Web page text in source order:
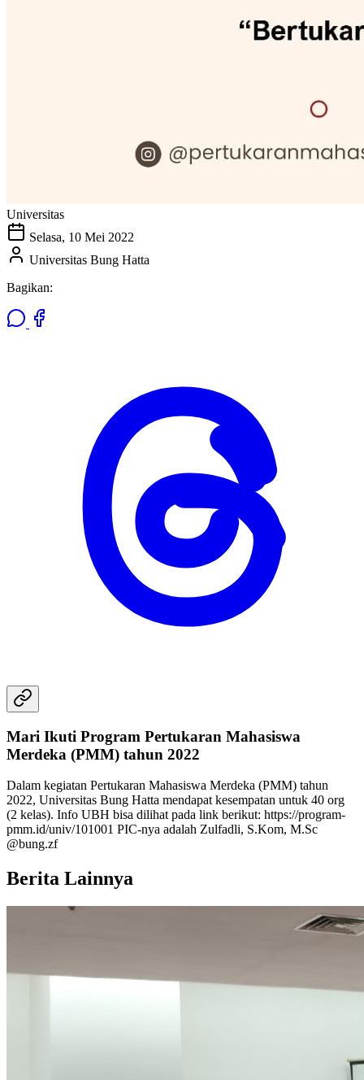
Universitas
Selasa, 10 Mei 2022
Universitas Bung Hatta
Bagikan:
Mari Ikuti Program Pertukaran Mahasiswa
Merdeka (PMM) tahun 2022
Dalam kegiatan Pertukaran Mahasiswa Merdeka (PMM) tahun
2022, Universitas Bung Hatta mendapat kesempatan untuk 40 org
(2 kelas). Info UBH bisa dilihat pada link berikut: https://program-
pmm.id/univ/101001 PIC-nya adalah Zulfadli, S.Kom, M.Sc
@bung.zf
Berita Lainnya